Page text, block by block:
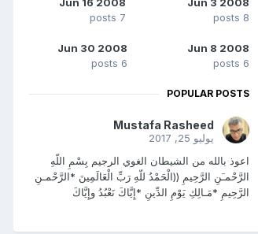
8 posts
7 posts
Jun 8 2008
6 posts
Jun 30 2008
6 posts
POPULAR POSTS
Mustafa Rasheed
يوليو 25, 2017
اعوذ بالله من الشيطان الغوي الرجيم بِسْمِ اللّهِ
الرَّحْمـَنِ الرَّحِيمِ ((الْحَمْدُ للّهِ رَبِّ الْعَالَمِينَ *الرَّحْمـنِ
الرَّحِيمِ *مَـالِكِ يَوْمِ الدِّينِ *إِيَّاكَ نَعْبُدُ وإِيَّاكَ